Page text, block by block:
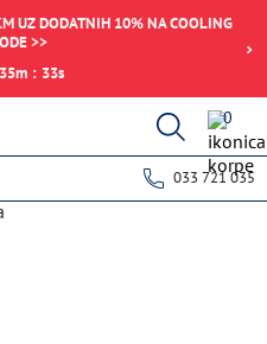
UZ DODATNIH 10% NA COOLING
>>
35m : 33s
0
033 721 035